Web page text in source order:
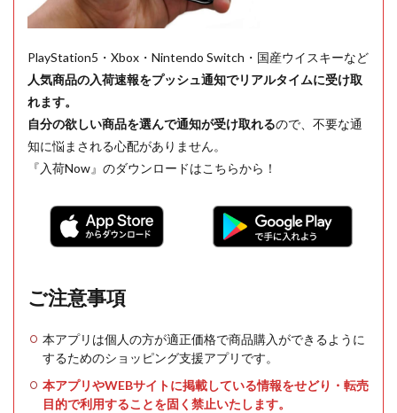
PlayStation5・Xbox・Nintendo Switch・国産ウイスキーなど
人気商品の入荷速報をプッシュ通知でリアルタイムに受け取
れます。
自分の欲しい商品を選んで通知が受け取れるので、不要な通
知に悩まされる心配がありません。
『入荷Now』のダウンロードはこちらから！
ご注意事項
本アプリは個人の方が適正価格で商品購入ができるように
するためのショッピング支援アプリです。
本アプリやWEBサイトに掲載している情報をせどり・転売
目的で利用することを固く禁止いたします。